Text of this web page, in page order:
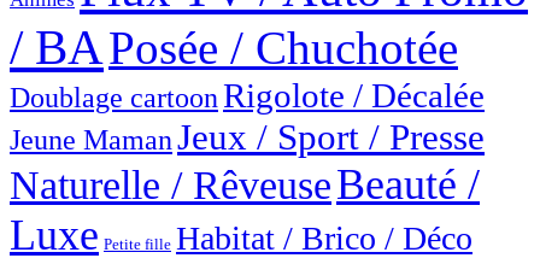
/ BAPosée / Chuchotée
Doublage cartoonRigolote / Décalée
Jeune MamanJeux / Sport / Presse
Naturelle / RêveuseBeauté /
Luxe Petite fille Habitat / Brico / Déco